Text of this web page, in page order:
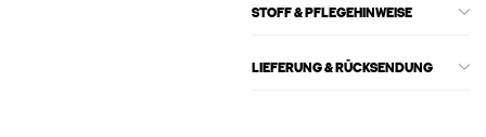
STOFF & PFLEGEHINWEISE
LIEFERUNG & RÜCKSENDUNG